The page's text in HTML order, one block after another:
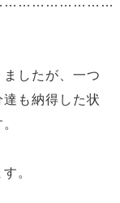
したが、一つ
も納得した状
。